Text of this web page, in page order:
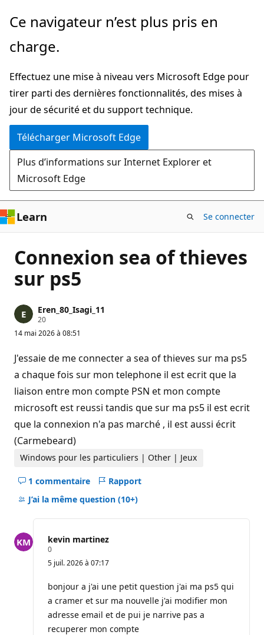
Passer
directement
au
principal
Ce navigateur n’est plus pris en
charge.
Effectuez une mise à niveau vers Microsoft Edge pour
tirer parti des dernières fonctionnalités, des mises à
jour de sécurité et du support technique.
Télécharger Microsoft Edge
Plus d’informations sur Internet Explorer et
Microsoft Edge
Learn Se connecter
Connexion sea of thieves
sur ps5
Eren_80_Isagi_11
20P
i
d
e
r
p
t
t
o
14 mai 2026 à 08:51
J'essaie de me connecter a sea of thieves sur ma ps5
a chaque fois sur mon telephone il est ecrit que la
liaison entre mon compte PSN et mon compte
microsoft est reussi tandis que sur ma ps5 il est ecrit
que la connexion n'a pas marché , il est aussi écrit
(Carmebeard)
Windows pour les particuliers | Other | Jeux
1 commentaire
Masquer
les
ce
Rapport
J’ai la même question (10+)
kevin martinez
0P
o
i
t
s
d
r
é
5 juil. 2026 à 07:17
bonjour a j'ai une petit question j'ai ma ps5 qui
a cramer et sur ma nouvelle j'ai modifier mon
adresse email et de pui je narrive pas a
recuperer mon compte